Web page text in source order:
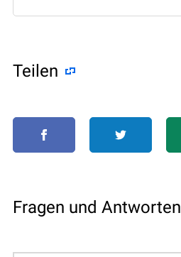
Teilen
Fragen und Antworten